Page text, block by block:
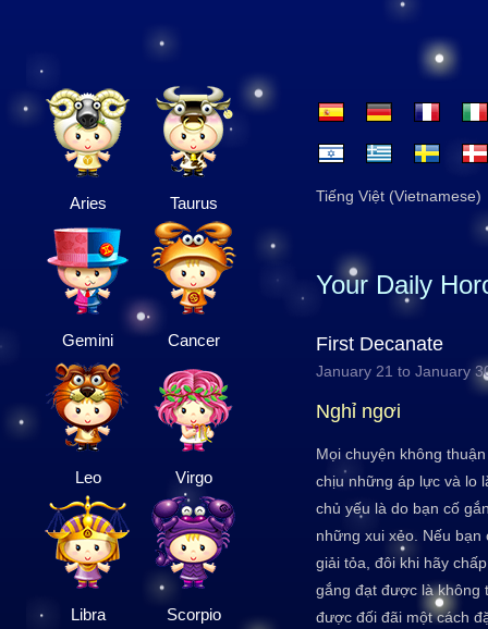
Aries Taurus
Gemini Cancer
Leo Virgo
Libra Scorpio
Tiếng Việt (Vietnamese)
Your Daily
First Decanate
January 21 to January
Nghỉ ngơi
Mọi chuyện không
chịu những áp lực và lo
chủ yếu là do bạn cố
những xui xẻo. Nếu
giải tỏa, đôi khi hãy
gắng đạt được là không
được đối đãi một cách